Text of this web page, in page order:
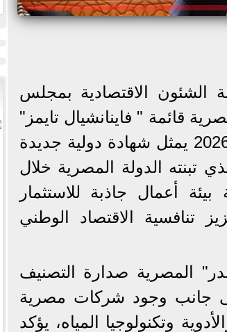
الشئون الاقتصادية بمجلس
قائمة " فاينانشيال تايمز"
لأسرع الشركات نموًا في أفريقيا لعام 2026 يمثل شهادة دولية جديدة
تبنته الدولة المصرية خلال
أعمال جاذبة للاستثمار
تنافسية الاقتصاد الوطني
المصرية صدارة التصنيف
تجاوز 311%، إلى جانب وجود شركات مصرية
وتكنولوجيا المياه، يؤكد